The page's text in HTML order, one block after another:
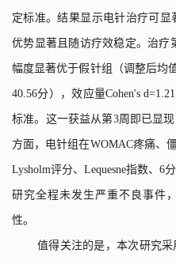
定标准。结果显示电针治疗可显
优势显著且随访疗效稳定。治疗
幅度显著优于假针组（调整后均
40.56分），效应量Cohen's d=1.21
标准。这一获益从第3周即已显
方面，电针组在WOMAC疼痛、
Lysholm评分、Lequesne指数、6
研究全程未发生严重不良事件
性。
值得关注的是，本次研究采